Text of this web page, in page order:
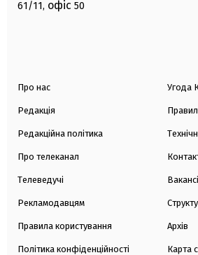
61/11, офіс 50
Про нас
Редакція
Редакційна політика
Про телеканал
Телеведучі
Рекламодавцям
Правила користування
Політика конфіденційності
Угода
Архів
Карта